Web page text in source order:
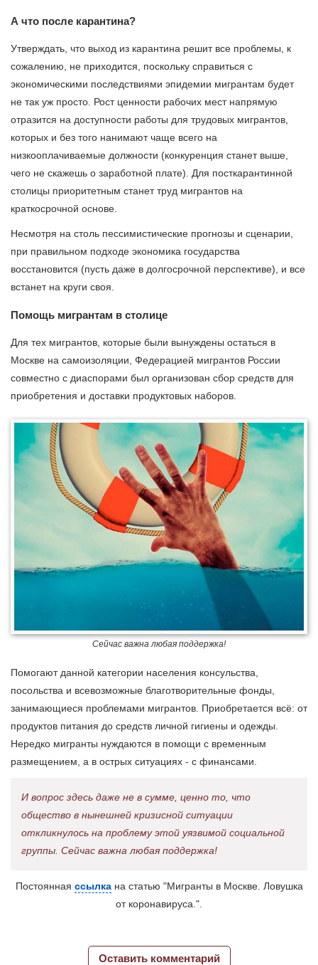
А что после карантина?
Утверждать, что выход из карантина решит все проблемы, к
сожалению, не приходится, поскольку справиться с
экономическими последствиями эпидемии мигрантам будет
не так уж просто. Рост ценности рабочих мест напрямую
отразится на доступности работы для трудовых мигрантов,
которых и без того нанимают чаще всего на
низкооплачиваемые должности (конкуренция станет выше,
чего не скажешь о заработной плате). Для посткарантинной
столицы приоритетным станет труд мигрантов на
краткосрочной основе.
Несмотря на столь пессимистические прогнозы и сценарии,
при правильном подходе экономика государства
восстановится (пусть даже в долгосрочной перспективе), и все
встанет на круги своя.
Помощь мигрантам в столице
Для тех мигрантов, которые были вынуждены остаться в
Москве на самоизоляции, Федерацией мигрантов России
совместно с диаспорами был организован сбор средств для
приобретения и доставки продуктовых наборов.
Сейчас важна любая поддержка!
Помогают данной категории населения консульства,
посольства и всевозможные благотворительные фонды,
занимающиеся проблемами мигрантов. Приобретается всё: от
продуктов питания до средств личной гигиены и одежды.
Нередко мигранты нуждаются в помощи с временным
размещением, а в острых ситуациях - с финансами.
И вопрос здесь даже не в сумме, ценно то, что
общество в нынешней кризисной ситуации
откликнулось на проблему этой уязвимой социальной
группы. Сейчас важна любая поддержка!
Постоянная ссылкана статью "Мигранты в Москве. Ловушка
от коронавируса.".
Оставить комментарий